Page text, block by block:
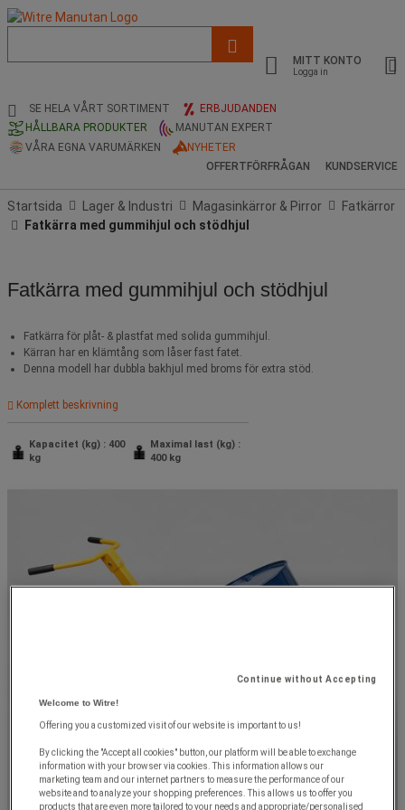
och
sökhistorik
MITT KONTO
Logga in
SE HELA VÅRT SORTIMENT
ERBJUDANDEN
HÅLLBARA PRODUKTER
MANUTAN EXPERT
VÅRA EGNA VARUMÄRKEN
NYHETER
OFFERTFÖRFRÅGAN
KUNDSERVICE
Startsida Lager & Industri Magasinkärror & Pirror
Fatkärror
Fatkärra med gummihjul och stödhjul
Fatkärra med gummihjul och stödhjul
Fatkärra för plåt- & plastfat med solida gummihjul.
Kärran har en klämtång som låser fast fatet.
Denna modell har dubbla bakhjul med broms för extra stöd.
Komplett beskrivning
Kapacitet (kg) : 400
kg
Maximal last (kg) :
400 kg
Continue without Accepting
Welcome to Witre!
Offering you a customized visit of our website is important to us!
By clicking the "Accept all cookies" button, our platform will be able to exchange
information with your browser via cookies. This information allows our
marketing team and our internet partners to measure the performance of our
website and to analyze your shopping preferences. This allows us to offer you
products that are even more tailored to your needs and appropriate/personalised